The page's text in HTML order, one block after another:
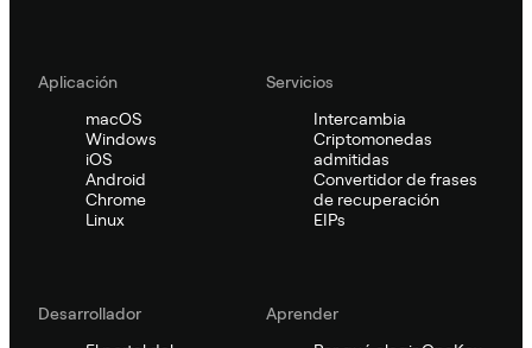
Aplicación
macOS
Windows
iOS
Android
Chrome
Linux
Servicios
Intercambia
Criptomonedas
admitidas
Convertidor de frases
de recuperación
EIPs
Desarrollador
Aprender